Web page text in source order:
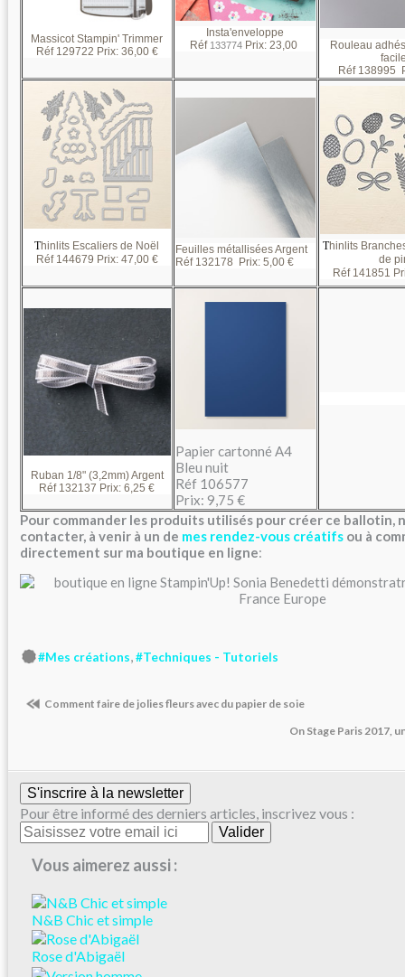
Massicot Stampin' Trimmer
Réf 129722 Prix: 36,00 €
Insta'enveloppe
Réf 133774 Prix: 23 ,00
Rouleau
Réf 138995
Thinlits Escaliers de Noël
Réf 144679 Prix: 47 ,00 €
Feuilles métallisées Argent
Réf 132178 Prix: 5,00 €
Thinlits
de
Réf 141851
Ruban 1/8" (3,2mm) Argent
Réf 132137 Prix: 6,25 €
Papier cartonné A4
Bleu nuit
Réf 106577
Prix: 9,75 €
Pour commander les produits utilisés pour créer ce ballotin,
contacter, à venir à un de mes rendez-vous créatifs ou à
directement sur ma boutique en ligne:
#Mes créations,#Techniques - Tutoriels
Comment faire de jolies fleurs avec du papier de soie
On Stage Paris 2017,
S'inscrire à la newsletter
Pour être informé des derniers articles, inscrivez vous :
Vous aimerez aussi :
N&B Chic et simple
Rose d'Abigaël